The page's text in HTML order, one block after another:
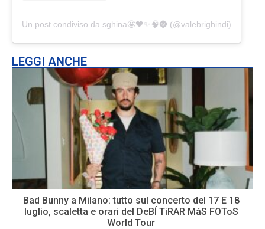
Un post condiviso da sghina🤩🖤✨🧠🌚 (@valebrighindi)
LEGGI ANCHE
Bad Bunny a Milano: tutto sul concerto del 17 E 18
luglio, scaletta e orari del DeBÍ TiRAR MáS FOToS
World Tour